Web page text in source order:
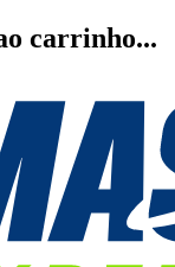
carrinho...